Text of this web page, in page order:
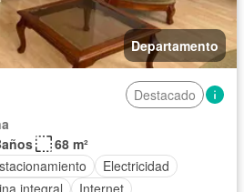
Departamento
Destacado
68 m²
Electricidad